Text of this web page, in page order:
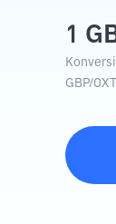
1
GBP/OXT